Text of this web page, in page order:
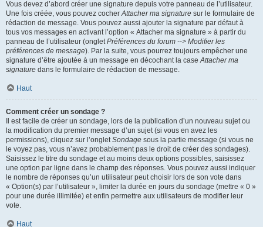
Vous devez d’abord créer une signature depuis votre panneau de l’utilisateur.
Une fois créée, vous pouvez cocherAttacher ma signature sur le formulaire de
rédaction de message. Vous pouvez aussi ajouter la signature par défaut à
tous vos messages en activant l’option « Attacher ma signature » à partir du
panneau de l’utilisateur (ongletPréférences du forum --> Modifier les
préférences de message). Par la suite, vous pourrez toujours empêcher une
signature d’être ajoutée à un message en décochant la caseAttacher ma
signature dans le formulaire de rédaction de message.
Haut
Comment créer un sondage ?
Il est facile de créer un sondage, lors de la publication d’un nouveau sujet ou
la modification du premier message d’un sujet (si vous en avez les
permissions), cliquez sur l’ongletSondage sous la partie message (si vous ne
le voyez pas, vous n’avez probablement pas le droit de créer des sondages).
Saisissez le titre du sondage et au moins deux options possibles, saisissez
une option par ligne dans le champ des réponses. Vous pouvez aussi indiquer
le nombre de réponses qu’un utilisateur peut choisir lors de son vote dans
« Option(s) par l’utilisateur », limiter la durée en jours du sondage (mettre « 0 »
pour une durée illimitée) et enfin permettre aux utilisateurs de modifier leur
vote.
Haut